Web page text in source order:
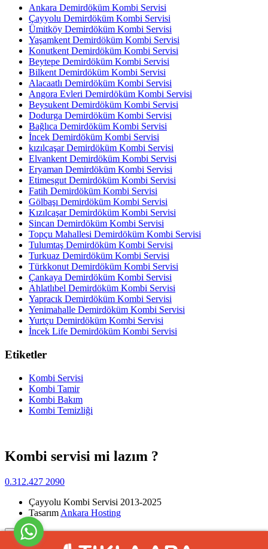
Ankara Demirdöküm Kombi Servisi
Çayyolu Demirdöküm Kombi Servisi
Ümitköy Demirdöküm Kombi Servisi
Yaşamkent Demirdöküm Kombi Servisi
Konutkent Demirdöküm Kombi Servisi
Beytepe Demirdöküm Kombi Servisi
Bilkent Demirdöküm Kombi Servisi
Alacaatlı Demirdöküm Kombi Servisi
Angora Evleri Demirdöküm Kombi Servisi
Beysukent Demirdöküm Kombi Servisi
Dodurga Demirdöküm Kombi Servisi
Bağlıca Demirdöküm Kombi Servisi
İncek Demirdöküm Kombi Servisi
kızılcaşar Demirdöküm Kombi Servisi
Elvankent Demirdöküm Kombi Servisi
Eryaman Demirdöküm Kombi Servisi
Etimesgut Demirdöküm Kombi Servisi
Fatih Demirdöküm Kombi Servisi
Gölbaşı Demirdöküm Kombi Servisi
Kızılcaşar Demirdöküm Kombi Servisi
Sincan Demirdöküm Kombi Servisi
Topçu Mahallesi Demirdöküm Kombi Servisi
Tulumtaş Demirdöküm Kombi Servisi
Turkuaz Demirdöküm Kombi Servisi
Türkkonut Demirdöküm Kombi Servisi
Çankaya Demirdöküm Kombi Servisi
Ahlatlıbel Demirdöküm Kombi Servisi
Yapracık Demirdöküm Kombi Servisi
Yenimahalle Demirdöküm Kombi Servisi
Yurtçu Demirdöküm Kombi Servisi
İncek Life Demirdöküm Kombi Servisi
Etiketler
Kombi Servisi
Kombi Tamir
Kombi Bakım
Kombi Temizliği
Kombi servisi mi lazım ?
0.312.427 2090
Çayyolu Kombi Servisi 2013-2025
Tasarım Ankara Hosting
Yukarı